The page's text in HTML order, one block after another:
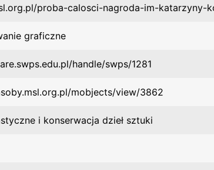
proba-calosci-nagroda-im-katarzyny-
graficzne
handle/swps/1281
mobjects/view/3862
i konserwacja dzieł sztuki